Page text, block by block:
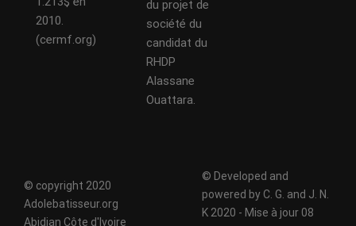
2010.
(cermf.org)
du projet de
société du
candidat du
RHDP
Alassane
Ouattara.
© copyright 2020
Adolebatisseur.org
Abidjan Côte d'Ivoire
© Developed and
powered by C. G. and J. N.
K 2020 - Mise à jour 08